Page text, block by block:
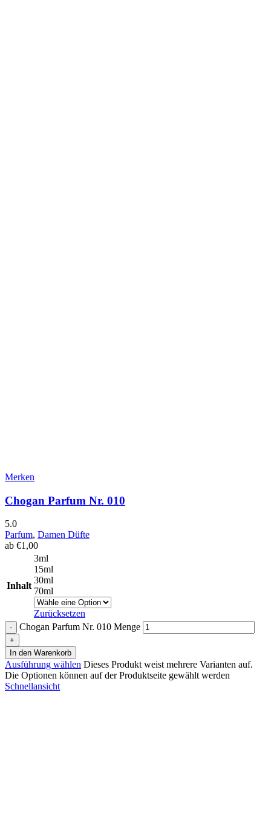
Merken
Chogan Parfum Nr. 010
5.0
Parfum, Damen Düfte
ab €1,00
Inhalt
3ml
15ml
30ml
70ml
Zurücksetzen
Chogan Parfum Nr. 010 Menge
In den Warenkorb
Ausführung wählen Dieses Produkt weist mehrere Varianten auf.
Die Optionen können auf der Produktseite gewählt werden
Schnellansicht